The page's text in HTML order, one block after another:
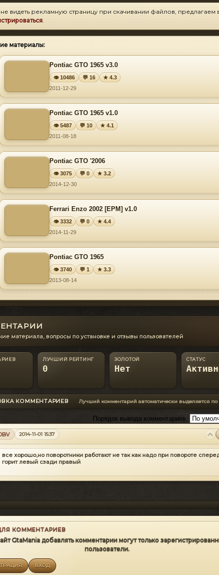
видеть рекламную страницу при скачивании файлов, предлагаем
.
материалы:
Pontiac GTO 1965 v3.0
👁 10486 💬 16
★ 4.3
2011-12-29
Pontiac GTO 1965 v1.0
👁 5487 💬 10
★ 4.1
2011-08-18
Pontiac GTO '2006
👁 3075 💬 0
★ 3.2
2014-12-30
Ferrari Enzo 2002 [EPM] v1.0
👁 3332 💬 0
★ 4.4
2014-11-29
Pontiac GTO 1965
👁 3740 💬 1
★ 3.3
2013-08-14
материала, вопросы по установке и отзывы пользователей
ЛУЧШИЙ РЕЙТИНГ
0
ЗОЛОТОЙ
Нет
СТАТУС
КОММЕНТАРИЕВ Лучший комментарий автоматически выделяется по
Порядок вывода комментариев:
2014-11-01 15:37
все хорошо,но поворотники работают не так как надо при повороте
горит левый сзади правый
КОММЕНТАРИЕВ
GtaMania добавлять комментарии могут только
пользователи.
ВХОД